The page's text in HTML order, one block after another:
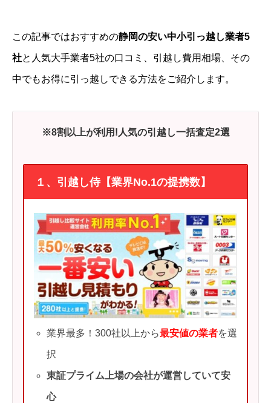
この記事ではおすすめの静岡の安い中小引っ越し業者5
社と人気大手業者5社の口コミ、引越し費用相場、その
中でもお得に引っ越しできる方法をご紹介します。
※8割以上が利用!人気の引越し一括査定2選
１、引越し侍【業界No.1の提携数】
業界最多！300社以上から最安値の業者を選
択
東証プライム上場の会社が運営していて安
心